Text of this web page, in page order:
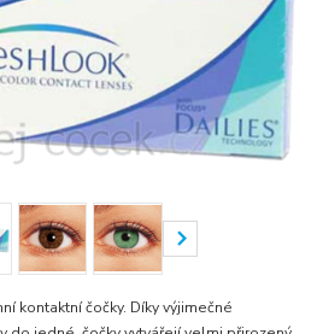
kontaktní čočky. Díky výjimečné